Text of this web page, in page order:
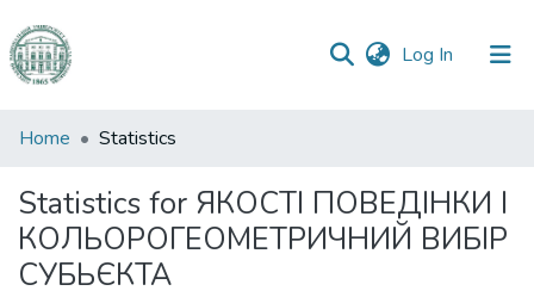
Log In (current)
Communities
Collections
All of DSpace
Home Statistics
Statistics for ЯКОСТІ ПОВЕДІНКИ І
КОЛЬОРОГЕОМЕТРИЧНИЙ ВИБІР
СУБЬЄКТА